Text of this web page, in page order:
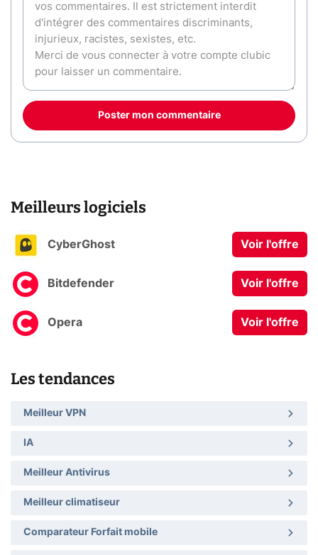
Poster mon commentaire
Meilleurs logiciels
CyberGhost Voir l'offre
Bitdefender Voir l'offre
Opera Voir l'offre
Les tendances
Meilleur VPN
IA
Meilleur Antivirus
Meilleur climatiseur
Comparateur Forfait mobile